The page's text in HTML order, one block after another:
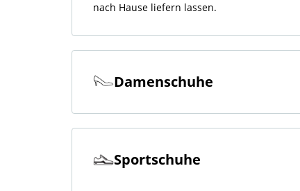
nach Hause liefern lassen.
Damenschuhe
Sportschuhe